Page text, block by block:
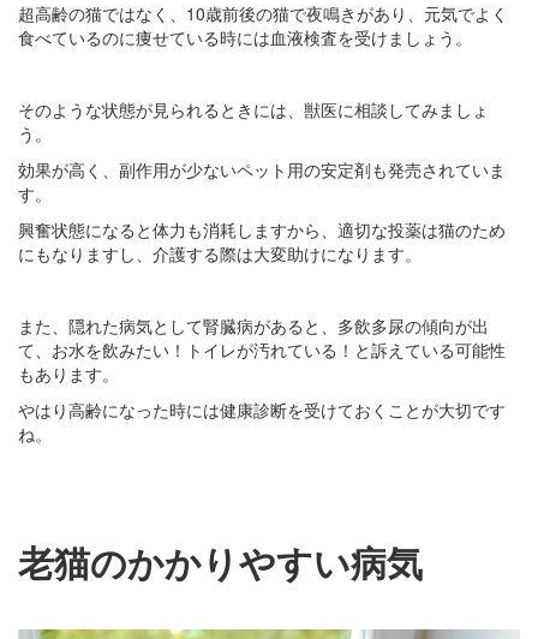
超高齢の猫ではなく、10歳前後の猫で夜鳴きがあり、元気でよく
食べているのに痩せている時には血液検査を受けましょう。
そのような状態が見られるときには、獣医に相談してみましょ
う。
効果が高く、副作用が少ないペット用の安定剤も発売されていま
す。
興奮状態になると体力も消耗しますから、適切な投薬は猫のため
にもなりますし、介護する際は大変助けになります。
また、隠れた病気として腎臓病があると、多飲多尿の傾向が出
て、お水を飲みたい！トイレが汚れている！と訴えている可能性
もあります。
やはり高齢になった時には健康診断を受けておくことが大切です
ね。
老猫のかかりやすい病気